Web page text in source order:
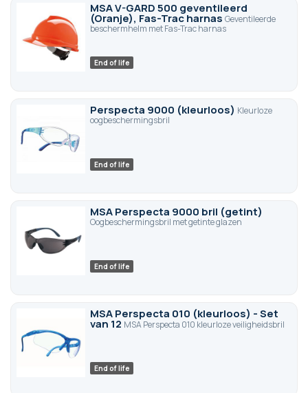
MSA V-GARD 500 geventileerd
(Oranje), Fas-Trac harnas Geventileerde
beschermhelm met Fas-Trac harnas
End of life
Perspecta 9000 (kleurloos) Kleurloze
oogbeschermingsbril
End of life
MSA Perspecta 9000 bril (getint)
Oogbeschermingsbril met getinte glazen
End of life
MSA Perspecta 010 (kleurloos) - Set
van 12 MSA Perspecta 010 kleurloze veiligheidsbril
End of life